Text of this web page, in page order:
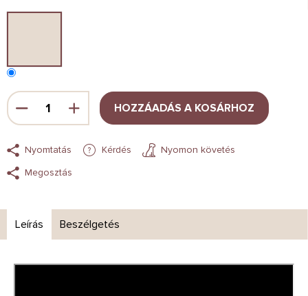
HOZZÁADÁS A KOSÁRHOZ
Nyomtatás Kérdés
Nyomon követés
Megosztás
Leírás Beszélgetés